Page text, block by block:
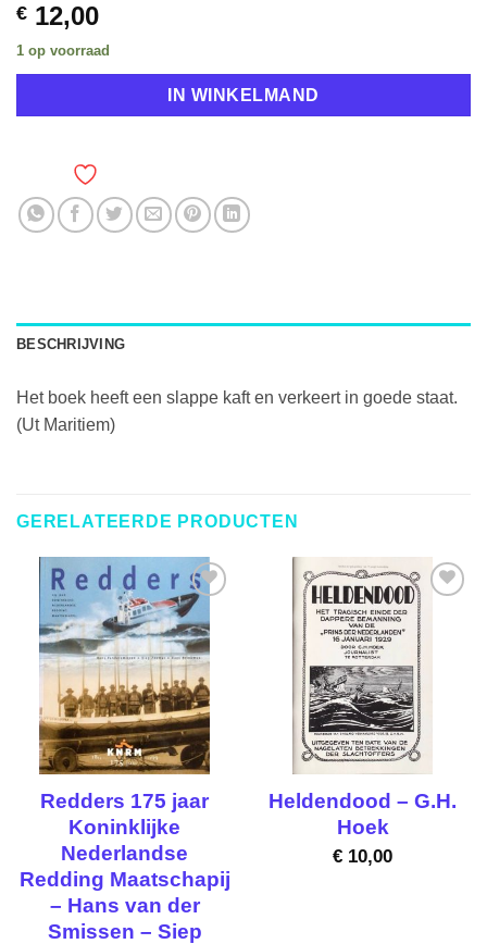
€ 12,00
1 op voorraad
IN WINKELMAND
BESCHRIJVING
Het boek heeft een slappe kaft en verkeert in goede staat.
(Ut Maritiem)
GERELATEERDE PRODUCTEN
TOEVOEGEN
AAN
VERLANGLIJST
Redders 175 jaar
Koninklijke
Nederlandse
Redding Maatschapij
– Hans van der
Smissen – Siep
TOEVOEGEN
AAN
VERLANGLIJST
Heldendood – G.H.
Hoek
€ 10,00